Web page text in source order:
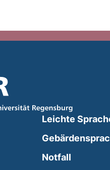
Leichte
Notfall